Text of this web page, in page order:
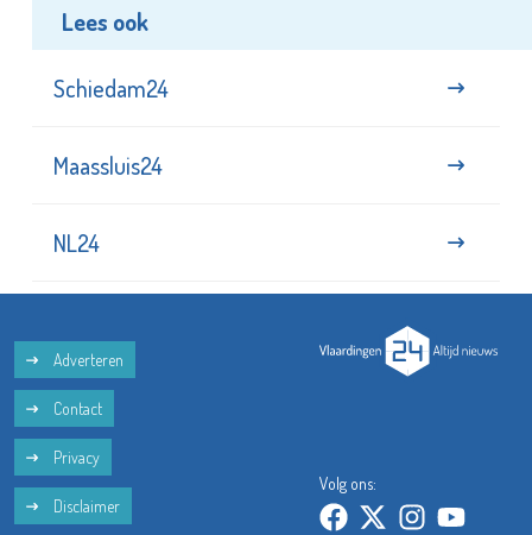
Lees ook
Schiedam24
Maassluis24
NL24
Adverteren
Contact
Privacy
Disclaimer
Volg ons: